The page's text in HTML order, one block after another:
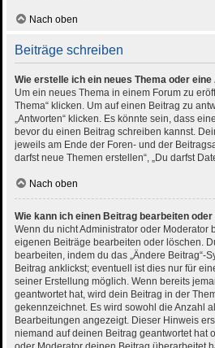
Nach oben
Beiträge schreiben
Wie erstelle ich ein neues Thema oder
Um ein neues Thema in einem Forum zu
Thema“ klicken. Um auf einen Beitrag zu
„Antworten“ klicken. Es könnte sein, dass
bevor du einen Beitrag schreiben kannst.
jeweils am Ende der Foren- und der
darfst neue Themen erstellen“, „Du darfst
Nach oben
Wie kann ich einen Beitrag bearbeiten
Wenn du nicht Administrator oder Moderator
eigenen Beiträge bearbeiten oder löschen.
bearbeiten, indem du das „Ändere Beitrag“-
Beitrag anklickst; eventuell ist dies nur für
seiner Erstellung möglich. Wenn bereits
geantwortet hat, wird dein Beitrag in der
gekennzeichnet. Es wird sowohl die Anzahl
Bearbeitungen angezeigt. Dieser Hinweis
niemand auf deinen Beitrag geantwortet hat